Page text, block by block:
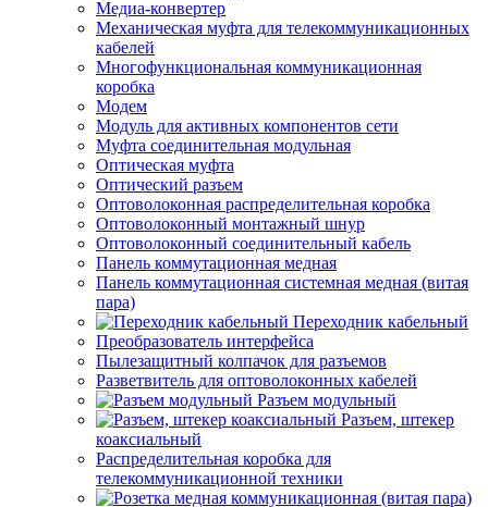
Медиа-конвертер
Механическая муфта для телекоммуникационных
кабелей
Многофункциональная коммуникационная
коробка
Модем
Модуль для активных компонентов сети
Муфта соединительная модульная
Оптическая муфта
Оптический разъем
Оптоволоконная распределительная коробка
Оптоволоконный монтажный шнур
Оптоволоконный соединительный кабель
Панель коммутационная медная
Панель коммутационная системная медная (витая
пара)
Переходник кабельный
Преобразователь интерфейса
Пылезащитный колпачок для разъемов
Разветвитель для оптоволоконных кабелей
Разъем модульный
Разъем, штекер
коаксиальный
Распределительная коробка для
телекоммуникационной техники